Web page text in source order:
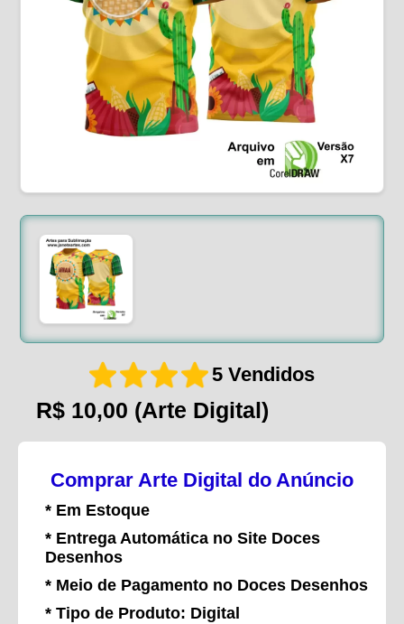
5 Vendidos
R$ 10,00 (Arte Digital)
Comprar Arte Digital do Anúncio
* Em Estoque
* Entrega Automática no Site Doces
Desenhos
* Meio de Pagamento no Doces Desenhos
* Tipo de Produto: Digital